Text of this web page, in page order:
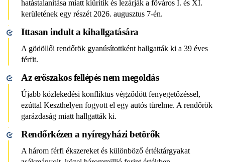
hatástalanítása miatt kiürítik és lezárják a főváros I. és XI.
kerületének egy részét 2026. augusztus 7-én.
Ittasan indult a kihallgatására
A gödöllői rendőrök gyanúsítottként hallgatták ki a 39 éves
férfit.
Az erőszakos fellépés nem megoldás
Újabb közlekedési konfliktus végződött fenyegetőzéssel,
ezúttal Keszthelyen fogyott el egy autós türelme. A rendőrök
garázdaság miatt hallgatták ki.
Rendőrkézen a nyíregyházi betörők
A három férfi ékszereket és különböző értéktárgyakat